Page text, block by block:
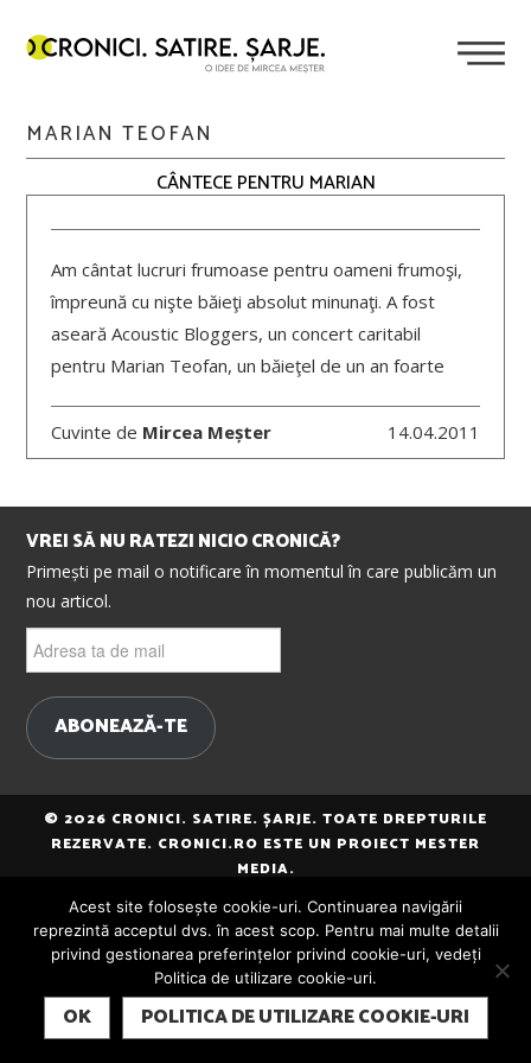
MARIAN TEOFAN
CÂNTECE PENTRU MARIAN
Am cântat lucruri frumoase pentru oameni frumoşi,
împreună cu nişte băieţi absolut minunaţi. A fost
aseară Acoustic Bloggers, un concert caritabil
pentru Marian Teofan, un băieţel de un an foarte
Cuvinte de Mircea Meșter 14.04.2011
VREI SĂ NU RATEZI NICIO CRONICĂ?
Primești pe mail o notificare în momentul în care publicăm un
nou articol.
ta
mail
ABONEAZĂ-TE
© 2026 CRONICI. SATIRE. ȘARJE. TOATE DREPTURILE
REZERVATE. CRONICI.RO ESTE UN PROIECT MESTER
MEDIA.
SUBSCRIBE
Acest site folosește cookie-uri. Continuarea navigării
reprezintă acceptul dvs. în acest scop. Pentru mai multe detalii
privind gestionarea preferințelor privind cookie-uri, vedeți
Politica de utilizare cookie-uri.
OK POLITICA DE UTILIZARE COOKIE-URI